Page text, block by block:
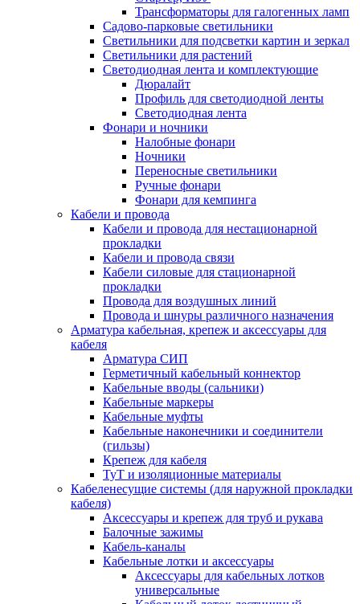
Трансформаторы для галогенных ламп
Садово-парковые светильники
Светильники для подсветки картин и зеркал
Светильники для растений
Светодиодная лента и комплектующие
Дюралайт
Профиль для светодиодной ленты
Светодиодная лента
Фонари и ночники
Налобные фонари
Ночники
Переносные светильники
Ручные фонари
Фонари для кемпинга
Кабели и провода
Кабели и провода для нестационарной
прокладки
Кабели и провода связи
Кабели силовые для стационарной
прокладки
Провода для воздушных линий
Провода и шнуры различного назначения
Арматура кабельная, крепеж и аксессуары для
кабеля
Арматура СИП
Герметичный кабельный коннектор
Кабельные вводы (сальники)
Кабельные маркеры
Кабельные муфты
Кабельные наконечники и соединители
(гильзы)
Крепеж для кабеля
ТуТ и изоляционные материалы
Кабеленесущие системы (для наружной прокладки
кабеля)
Аксессуары и крепеж для труб и рукава
Балочные зажимы
Кабель-каналы
Кабельные лотки и аксессуары
Аксессуары для кабельных лотков
универсальные